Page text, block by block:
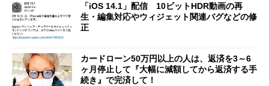
「iOS 14.1」配信 10ビットHDR動画の再
生・編集対応やウィジェット関連バグなどの修
正
カードローン50万円以上の人は、返済を3～6
ヶ月停止して『大幅に減額してから返済する手
続き』で完済して！